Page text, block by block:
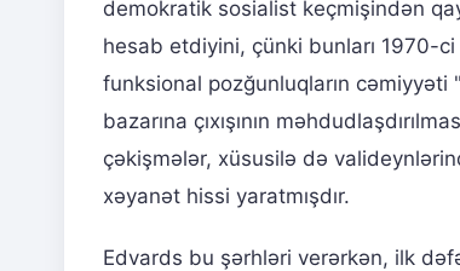
demokratik sosialist keçmişindən
hesab etdiyini, çünki bunları 1970-
funksional pozğunluqların
bazarına çıxışının
çəkişmələr, xüsusilə də
xəyanət hissi yaratmışdır.
Edvards bu şərhləri verərkən, ilk